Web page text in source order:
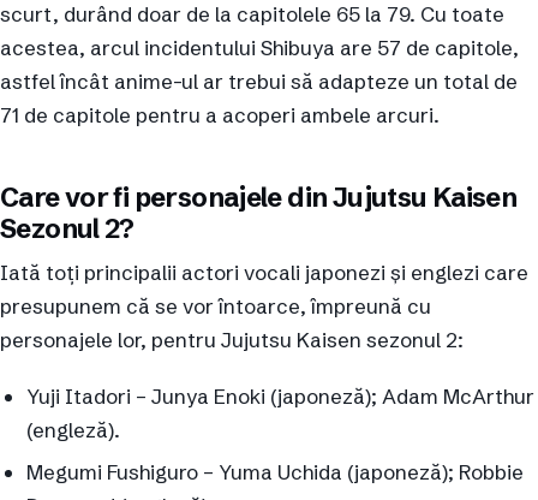
scurt, durând doar de la capitolele 65 la 79. Cu toate
acestea, arcul incidentului Shibuya are 57 de capitole,
astfel încât anime-ul ar trebui să adapteze un total de
71 de capitole pentru a acoperi ambele arcuri.
Care vor fi personajele din Jujutsu Kaisen
Sezonul 2?
Iată toți principalii actori vocali japonezi și englezi care
presupunem că se vor întoarce, împreună cu
personajele lor, pentru Jujutsu Kaisen sezonul 2:
Yuji Itadori – Junya Enoki (japoneză); Adam McArthur
(engleză).
Megumi Fushiguro – Yuma Uchida (japoneză); Robbie